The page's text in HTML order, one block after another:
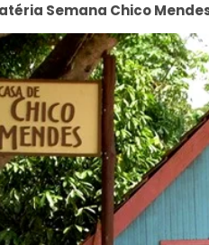
Semana Chico